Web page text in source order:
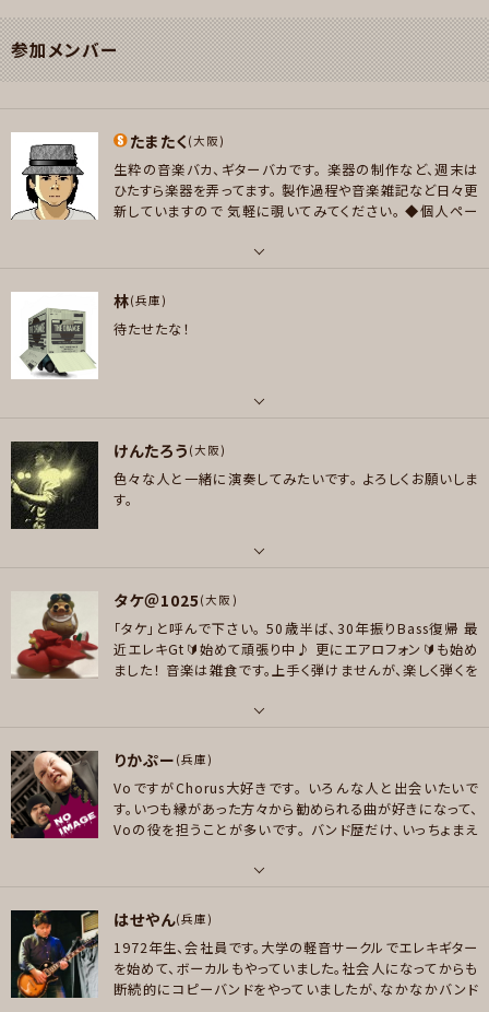
参加メンバー
たまたく (大阪)
生粋の音楽バカ、ギターバカです。 楽器の制作など、週末は
ひたすら楽器を弄ってます。 製作過程や音楽雑記など日々更
新していますので 気軽に覗いてみてください。 ◆個人ペー
https://www.facebook.com/taku
ww.facebook.com/mobydick
の復刻、グランジの逆襲
したページ）
好きなアーティスト
基本は洋楽／邦楽ロック UK＆USロック、主にオルタナティブロック、その他
強中です。 ペダルスチールギター購入しましたので、要り用の際はお声掛けく
好きなジャンル
ポップス , ロック , ハードロック/ヘヴィメタル , ファンク/ブルース , ジャズ/
フュージョン , ボサノバ/ラテン , スカ/ロカビリー , ヒップホップ/レゲエ ,
メッセージ
林(兵庫)
待たせたな！
ボーカル , ギター , ベース , ピアノ/キーボード
好きなアーティスト
X JAPAN ドリームシアター スティーヴルカサー シンフォニーX リキッドテンシ
ティーン ヴィニームーア ハーレムスキャーレム 太田カツ シナジー 増﨑孝司
Vai DGM PAT METHENY 矢堀孝一 FRANK GAMBALE
好きなジャンル
ポップス , ロック , パンク/メロコア , ハードロック/ヘヴィメタル , ファンク/
プレイヤー参加予定
メッセージ
けんたろう (大阪)
色々な人と一緒に演奏してみたいです。 よろしくお願いしま
す。
ギター
好きなアーティスト
LOVE PSYCHEDELICO GRAPEVINE 東京事変 The Allman Brothers B
好きなジャンル
ポップス , ロック , ファンク/ブルース , ソウル/R＆B
プレイヤー参加予定
タケ＠1025 (大阪)
「タケ」と呼んで下さい。 50歳半ば、30年振りBass復帰 最
近エレキGt🔰始めて頑張り中♪ 更にエアロフォン🔰も始め
ました！ 音楽は雑食です。上手く弾けませんが、楽しく弾くを
ギター , ベース , 管楽器
好きなアーティスト
IRON MAIDEN/Judas Priest/Aerosmith/Ozzy Osbourne/Deep Purp
agles/RHCP/STARSHIP/Toto/聖飢魔II/浜田麻里/浜田省吾/尾崎豊/BO
好きなジャンル
ポップス , ロック , ハードロック/ヘヴィメタル , ファンク/ブルース , ジャズ/
フュージョン , スラッシュメタル/デスメタル , アニソン/ボカロ
りかぷー (兵庫)
VoですがChorus大好きです。 いろんな人と出会いたいで
す。いつも縁があった方々から勧められる曲が好きになって、
Voの役を担うことが多いです。 バンド歴だけ、いっちょまえ
いです。アニメから、ポップス、演歌ポップス、HR,少しジャズ
す。
ボーカル
好きなアーティスト
アニソン、陰陽座、浜田麻里、show-ya, DreamTheater Holloween, ブラ
はせやん(兵庫)
1972年生、会社員です。大学の軽音サークルでエレキギター
を始めて、ボーカルもやっていました。社会人になってからも
断続的にコピーバンドをやっていましたが、なかなかバンド